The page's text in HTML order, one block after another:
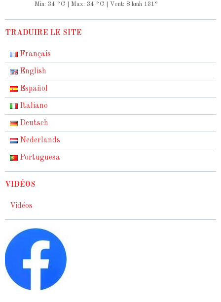
Min: 34 °C | Max: 34 °C | Vent: 8 kmh 131°
TRADUIRE LE SITE
Français
English
Español
Italiano
Deutsch
Nederlands
Portuguesa
VIDÉOS
Vidéos